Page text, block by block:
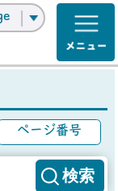
ページ番号